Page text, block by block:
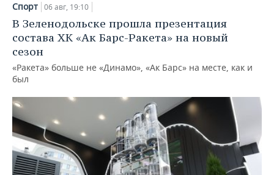
Спорт 06 авг, 19:10
В Зеленодольске прошла презентация
состава ХК «Ак Барс-Ракета» на новый
сезон
«Ракета» больше не «Динамо», «Ак Барс» на месте, как и
был